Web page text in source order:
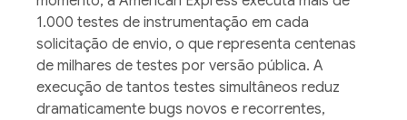
1.000 testes de instrumentação em cada
solicitação de envio, o que representa centenas
de milhares de testes por versão pública. A
execução de tantos testes simultâneos reduz
dramaticamente bugs novos e recorrentes,